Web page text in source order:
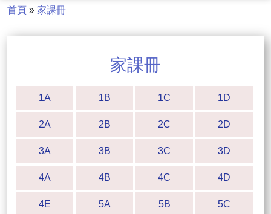
首頁 » 家課冊
家課冊
1A 1B 1C 1D
2A 2B 2C 2D
3A 3B 3C 3D
4A 4B 4C 4D
4E 5A 5B 5C